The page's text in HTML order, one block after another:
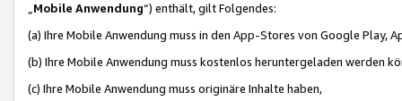
„Mobile Anwendung“) enthält, gilt Folgendes:
(a) Ihre Mobile Anwendung muss in den App-Stores von Google Play,
(b) Ihre Mobile Anwendung muss kostenlos heruntergeladen werden
(c) Ihre Mobile Anwendung muss originäre Inhalte haben,